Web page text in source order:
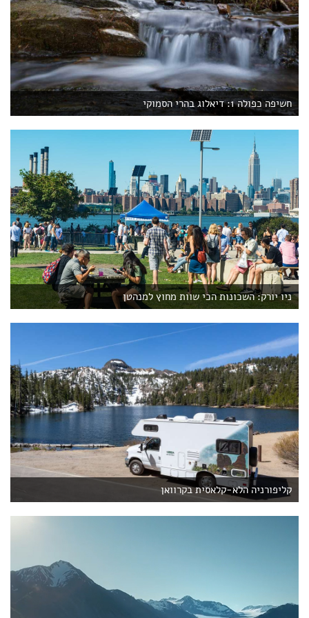
חשיפה כפולה 1: דיאלוג בהרי הסמוקי
ניו יורק: השכונות הכי שוות מחוץ למנהטן
קליפורניה הלא-קלאסית בקרוואן